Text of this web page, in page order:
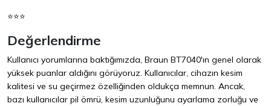
⭐⭐⭐
Değerlendirme
Kullanıcı yorumlarına baktığımızda, Braun BT7040'ın genel olarak
yüksek puanlar aldığını görüyoruz. Kullanıcılar, cihazın kesim
kalitesi ve su geçirmez özelliğinden oldukça memnun. Ancak,
bazı kullanıcılar pil ömrü, kesim uzunluğunu ayarlama zorluğu ve